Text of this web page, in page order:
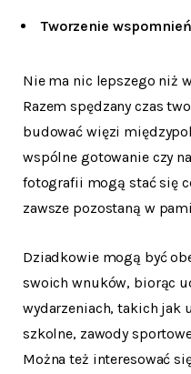
Tworzenie
Nie ma nic lepszego niż
Razem spędzany czas
budować więzi
wspólne gotowanie czy
fotografii mogą stać się
zawsze pozostaną w
Dziadkowie mogą być
swoich wnuków, biorąc
wydarzeniach, takich jak
szkolne, zawody
Można też interesować